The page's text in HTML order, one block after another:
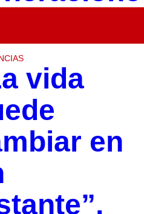
vida
en